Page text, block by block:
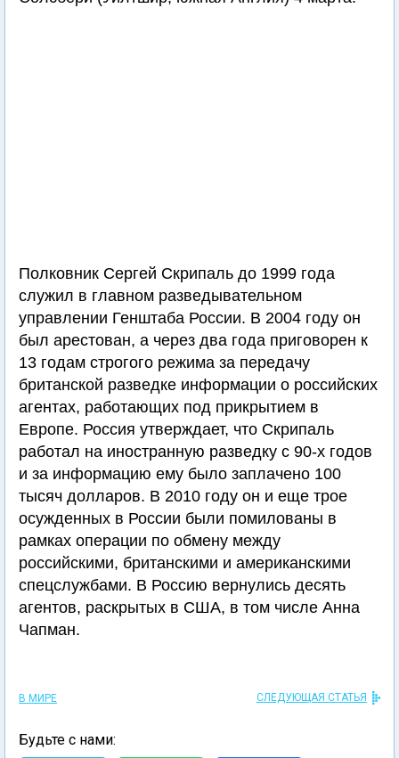
Полковник Сергей Скрипаль до 1999 года
служил в главном разведывательном
управлении Генштаба России. В 2004 году он
был арестован, а через два года приговорен к
13 годам строгого режима за передачу
британской разведке информации о российских
агентах, работающих под прикрытием в
Европе. Россия утверждает, что Скрипаль
работал на иностранную разведку с 90-х годов
и за информацию ему было заплачено 100
тысяч долларов. В 2010 году он и еще трое
осужденных в России были помилованы в
рамках операции по обмену между
российскими, британскими и американскими
спецслужбами. В Россию вернулись десять
агентов, раскрытых в США, в том числе Анна
Чапман.
В МИРЕ СЛЕДУЮЩАЯ СТАТЬЯ
Будьте с нами: